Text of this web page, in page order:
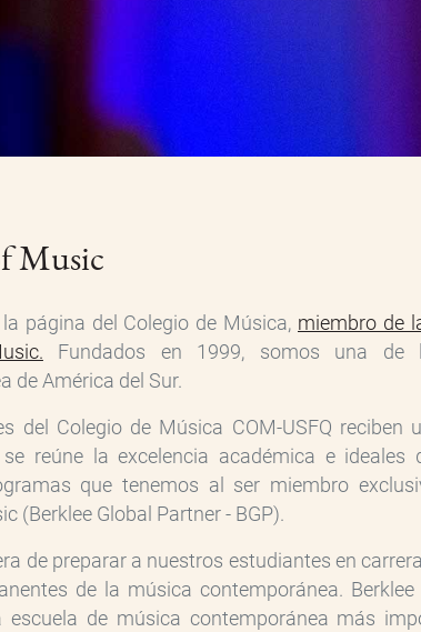
Music
página del Colegio de Música, miembro de
Fundados en 1999, somos una de
de América del Sur.
del Colegio de Música COM-USFQ reciben
se reúne la excelencia académica e
que tenemos al ser miembro
(Berklee Global Partner - BGP).
de preparar a nuestros estudiantes en
de la música contemporánea.
escuela de música contemporánea más